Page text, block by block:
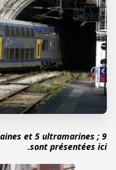
métropolitaines et 5
sont